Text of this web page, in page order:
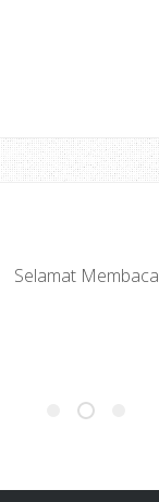
Selamat Membaca